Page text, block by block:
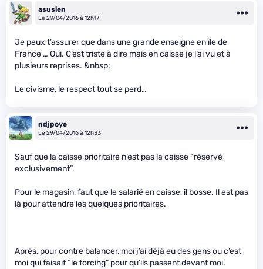
asusien
Le 29/04/2016 à 12h17
Je peux t’assurer que dans une grande enseigne en île de
France … Oui. C’est triste à dire mais en caisse je l’ai vu et à
plusieurs reprises. &nbsp;
Le civisme, le respect tout se perd…
ndjpoye
Le 29/04/2016 à 12h33
Sauf que la caisse prioritaire n’est pas la caisse “réservé
exclusivement”.
Pour le magasin, faut que le salarié en caisse, il bosse. Il est pas
là pour attendre les quelques prioritaires.
Après, pour contre balancer, moi j’ai déjà eu des gens ou c’est
moi qui faisait “le forcing” pour qu’ils passent devant moi.